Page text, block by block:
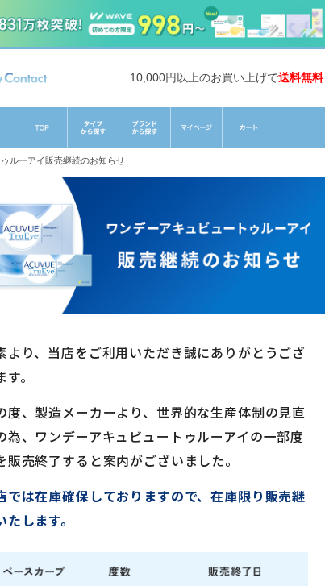
10,000円以上のお買い上げで送料無料
ゥルーアイ販売継続のお知らせ
より、当店をご利用いただき誠にありがとうござ
す。
度、製造メーカーより、世界的な生産体制の見直
為、ワンデーアキュビュートゥルーアイの一部度
販売終了すると案内がございました。
では在庫確保しておりますので、在庫限り販売継
たします。